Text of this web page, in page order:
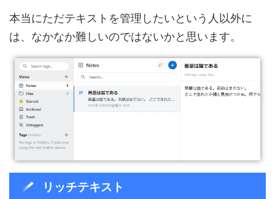
本当にただテキストを管理したいという人以外に
は、なかなか難しいのではないかと思います。
リッチテキスト